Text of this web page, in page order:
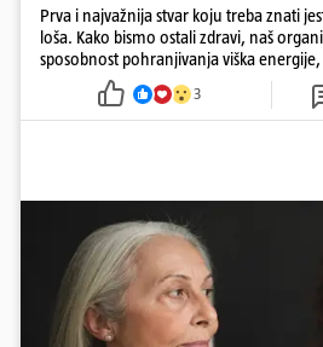
Prva i najvažnija stvar koju treba znati
loša. Kako bismo ostali zdravi, naš
sposobnost pohranjivanja viška
3